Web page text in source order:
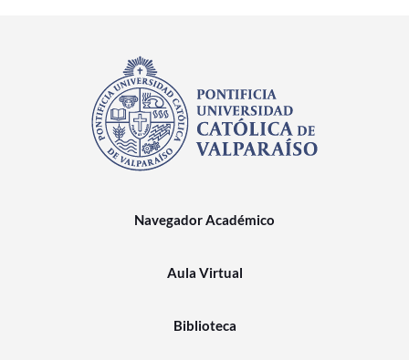
Navegador Académico
Aula Virtual
Biblioteca